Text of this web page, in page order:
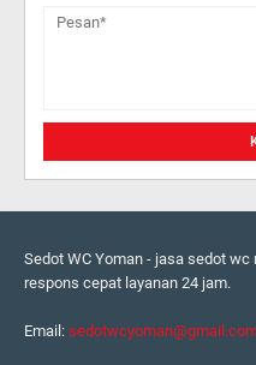
Sedot WC Yoman - jasa sedot
respons cepat layanan 24 jam.
Email: